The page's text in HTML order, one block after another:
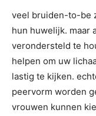
veel bruiden-to-be
hun huwelijk. maar
verondersteld te
helpen om uw
lastig te kijken.
peervorm worden
vrouwen kunnen